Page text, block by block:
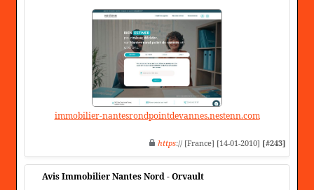
immobilier-nantesrondpointdevannes.nestenn.com
https:// [France] [14-01-2010] [#243]
Avis Immobilier Nantes Nord - Orvault